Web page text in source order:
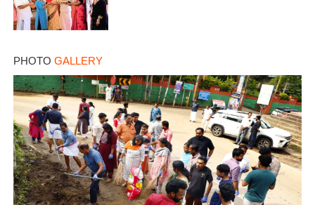
PHOTO GALLERY